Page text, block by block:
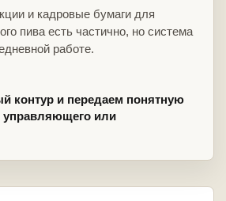
и кадровые бумаги для
пива есть частично, но система
работе.
контур и передаем понятную
управляющего или